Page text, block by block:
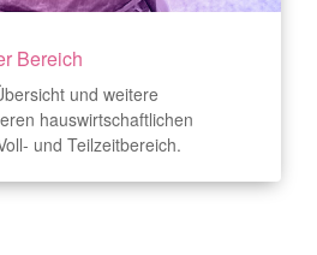
Bereich
und weitere
hauswirtschaft­lichen
und Teilzeitbereich.